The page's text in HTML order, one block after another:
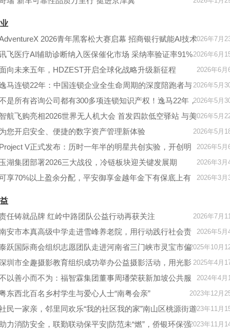
2026青年黑客松大赛启幕 招商银行赋能AI技术
生代
2026年7月
飞医疗AI辅助诊断纳入医保催化市场 采纳率验证率91%
成新商业化拐点
2026年6月
向未来五年，HDZEST开启全球化战略升级新征程 2026年6月
马连锁22年：中国连锁企业全生命周期的深度陪跑者与
业推手
2026年5月
是所有咨询公司都有300多项连锁知识产权！逸马22年，
科学系统，陪你跑出下一个百亿连锁！
2026年5月
航飞购亮相2026世界无人机大会 首发四款低空驿站 与美
达成合作成为“授权服务商”
2026年5月
您开启安全、便捷的数字资产管理新体验 2026年5月
V正式发布：历时一年半的明星共创实验，开创明
联名新范式
2026年5月
湖集团部署2026三大战役，冷链板块迎关键发展期 2026年3月
享70%以上盈余分配，平安御享金越年金下有保底上有
2026年3月
任铸就品牌 红岭中路团队公益行动再获关注
2026年7月
安市本真高级中学走进雪峰养老院，用行动践行社会责
与教育初心
2026年5月
跃国际商会组织志愿团队走进河南省三门峡市灵宝市偏
山区探望孤寡老人
2025年10月
圳市全趣摄影教育组织成功举办公益摄影活动，用光影
格美好生活！
2025年4月
以善小而不为：福智霖集团董事周璠荣获新加坡公共服
奖章（PBM）
2024年4月
东西北百名乡村学生与爱心人士“南粤会亲” 2023年12月
民一家亲，邻里同欢乐“我的社区我的家”南山区桃源街道
区运动会
2023年11月
力消防安全，联勤联动保平安|防范未“燃”，侨银环保强2023年11月